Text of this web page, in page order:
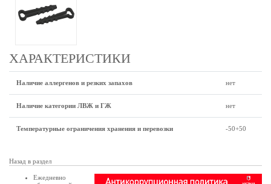
ХАРАКТЕРИСТИКИ
Наличие аллергенов и резких запахов нет
Наличие категории ЛВЖ и ГЖ нет
Температурные ограничения хранения и перевозки -50+50
Назад в раздел
Ежедневно